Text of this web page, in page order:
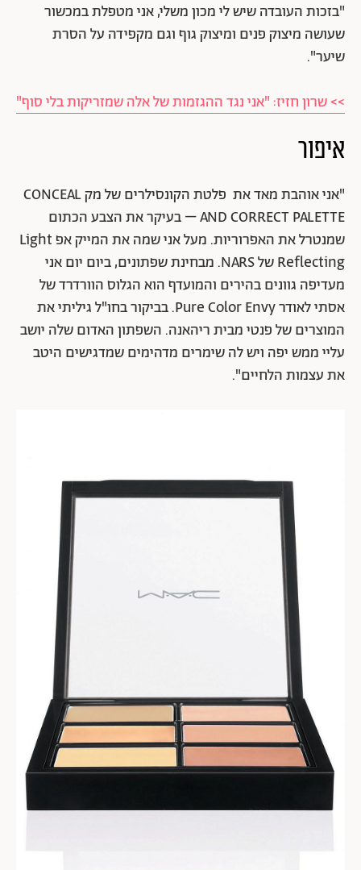
"בזכות העובדה שיש לי מכון משלי, אני מטפלת במכשור
שעושה מיצוק פנים ומיצוק גוף וגם מקפידה על הסרת
שיער".
>> שרון חזיז: "אני נגד ההגזמות של אלה שמזריקות בלי סוף"
איפור
"אני אוהבת מאד את פלטת הקונסילרים של מק CONCEAL
AND CORRECT PALETTE – בעיקר את הצבע הכתום
שמנטרל את האפרוריות. מעל אני שמה את המייק אפ Light
Reflecting של NARS. מבחינת שפתונים, ביום יום אני
מעדיפה גוונים בהירים והמועדף הוא הגלוס הוורדרד של
אסתי לאודר Pure Color Envy. בביקור בחו"ל גיליתי את
המוצרים של פנטי מבית ריהאנה. השפתון האדום שלה יושב
עליי ממש יפה ויש לה שימרים מדהימים שמדגישים היטב
את עצמות הלחיים".